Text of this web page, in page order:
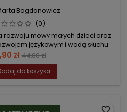
Bogdanowicz
(0)
mowy małych dzieci oraz
językowym i wadą słuchu
zł Cena
podstawowa
44,00 zł
do koszyka
favorite_border